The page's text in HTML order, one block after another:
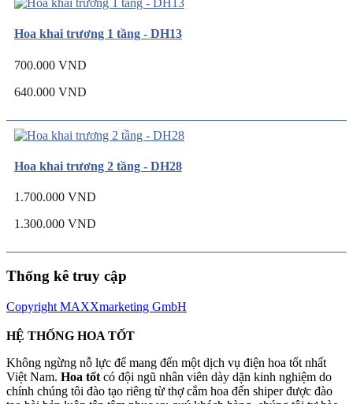
Hoa khai trương 1 tầng - DH13
700.000 VND
640.000 VND
Hoa khai trương 2 tầng - DH28
1.700.000 VND
1.300.000 VND
Thống kê truy cập
Copyright MAXXmarketing GmbH
HỆ THỐNG HOA TỐT
Không ngừng nỗ lực để mang đến một dịch vụ điện hoa tốt nhất
Việt Nam. Hoa tốt có đội ngũ nhân viên dày dặn kinh nghiệm do
chính chúng tôi đào tạo riêng từ thợ cắm hoa đến shiper được đào